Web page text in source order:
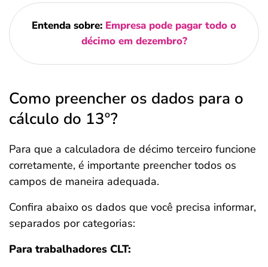
Entenda sobre: Empresa pode pagar todo o
décimo em dezembro?
Como preencher os dados para o
cálculo do 13º?
Para que a calculadora de décimo terceiro funcione
corretamente, é importante preencher todos os
campos de maneira adequada.
Confira abaixo os dados que você precisa informar,
separados por categorias:
Para trabalhadores CLT: